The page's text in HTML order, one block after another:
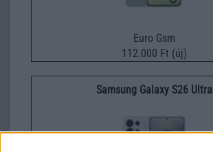
Euro Gsm
112.000 Ft (új)
Samsung Galaxy S26 Ultra